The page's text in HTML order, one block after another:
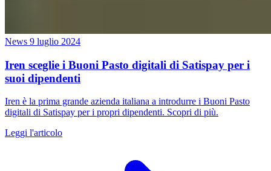
News 9 luglio 2024
Iren sceglie i Buoni Pasto digitali di Satispay per i
suoi dipendenti
Iren è la prima grande azienda italiana a introdurre i Buoni Pasto
digitali di Satispay per i propri dipendenti. Scopri di più.
Leggi l'articolo